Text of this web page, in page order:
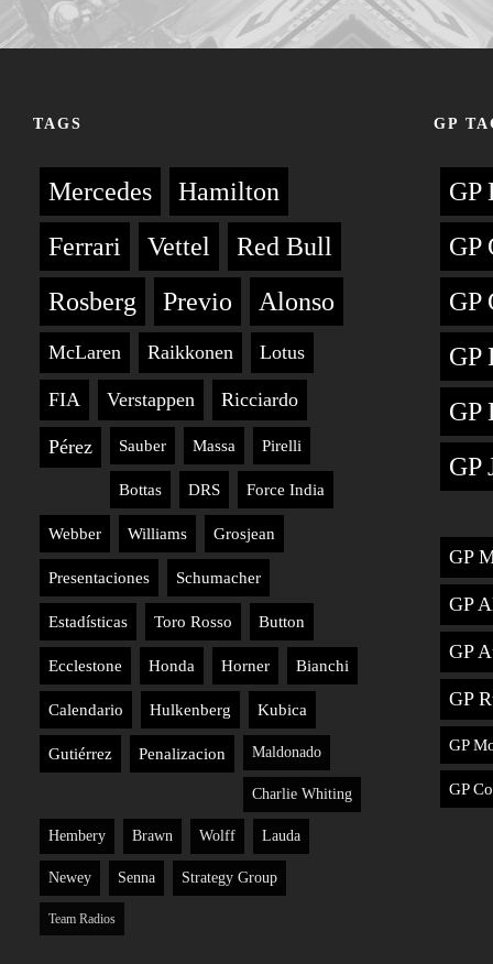
TAGS
Mercedes
Hamilton
Ferrari
Vettel
Red Bull
Rosberg
Previo Alonso
McLaren Raikkonen Lotus
FIA Verstappen Ricciardo
Pérez Sauber Massa Pirelli
Bottas DRS Force India
Webber Williams Grosjean
Presentaciones Schumacher
Estadísticas Toro Rosso Button
Ecclestone Honda Horner Bianchi
Calendario Hulkenberg Kubica
Gutiérrez Penalizacion Maldonado
Charlie Whiting
Hembery Brawn Wolff Lauda
Newey Senna Strategy Group
Team Radios
GP
GP
GP
GP
GP
GP
GP
GP
GP
GP
GP
GP
GP